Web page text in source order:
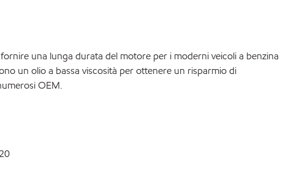
una lunga durata del motore per i moderni veicoli a benzina
un olio a bassa viscosità per ottenere un risparmio di
OEM.